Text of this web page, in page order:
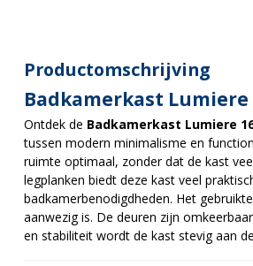
Productomschrijving
Badkamerkast Lumiere
Ontdek de Badkamerkast Lumiere
tussen modern minimalisme en
ruimte optimaal, zonder dat de kast
legplanken biedt deze kast veel
badkamerbenodigdheden. Het
aanwezig is. De deuren zijn
en stabiliteit wordt de kast stevig aan